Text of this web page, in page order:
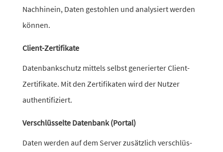
Nachhinein, Daten gestohlen und analy­siert werden
können.
Client-Zertifikate
Datenbankschutz mittels selbst gene­rierter Client-
Zertifikate. Mit den Zertifikaten wird der Nutzer
authentifiziert.
Verschlüsselte Datenbank (Portal)
Daten werden auf dem Server zusätz­lich verschlüs­